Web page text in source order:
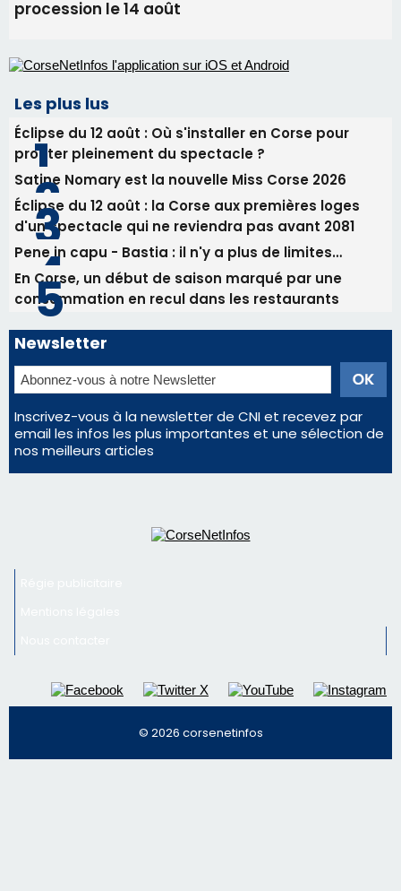
Satine Nomary est la nouvelle Miss Corse 2026
d'un spectacle qui ne reviendra pas avant 2081
En Corse, un début de saison marqué par une
consommation en recul dans les restaurants
Newsletter
Inscrivez-vous à la newsletter de CNI et recevez par
email les infos les plus importantes et une sélection de
nos meilleurs articles
Régie publicitaire
Mentions légales
Nous contacter